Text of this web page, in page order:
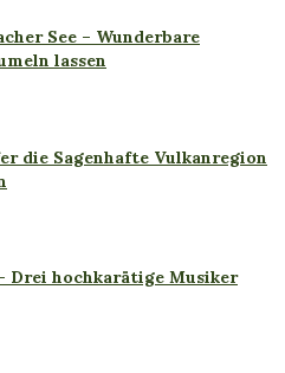
See – Wunderbare
lassen
die Sagenhafte Vulkanregion
Drei hochkarätige Musiker